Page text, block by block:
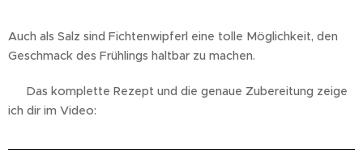
Auch als Salz sind Fichtenwipferl eine tolle Möglichkeit, den
Geschmack des Frühlings haltbar zu machen.
👉 Das komplette Rezept und die genaue Zubereitung zeige
ich dir im Video: